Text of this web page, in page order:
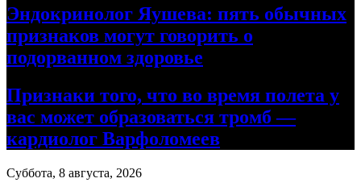
Эндокринолог Яушева: пять обычных
признаков могут говорить о
подорванном здоровье
Признаки того, что во время полета у
вас может образоваться тромб —
кардиолог Варфоломеев
Суббота, 8 августа, 2026